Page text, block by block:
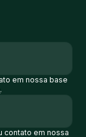
em nossa base
.
contato em nossa